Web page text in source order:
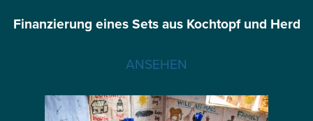
Finanzierung eines Sets aus Kochtopf und Herd
ANSEHEN